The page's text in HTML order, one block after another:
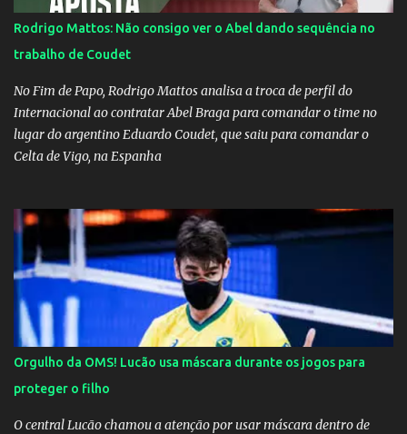
Rodrigo Mattos: Não consigo ver o Abel dando sequência no
trabalho de Coudet
No Fim de Papo, Rodrigo Mattos analisa a troca de perfil do
Internacional ao contratar Abel Braga para comandar o time no
lugar do argentino Eduardo Coudet, que saiu para comandar o
Celta de Vigo, na Espanha
Orgulho da OMS! Lucão usa máscara durante os jogos para
proteger o filho
O central Lucão chamou a atenção por usar máscara dentro de